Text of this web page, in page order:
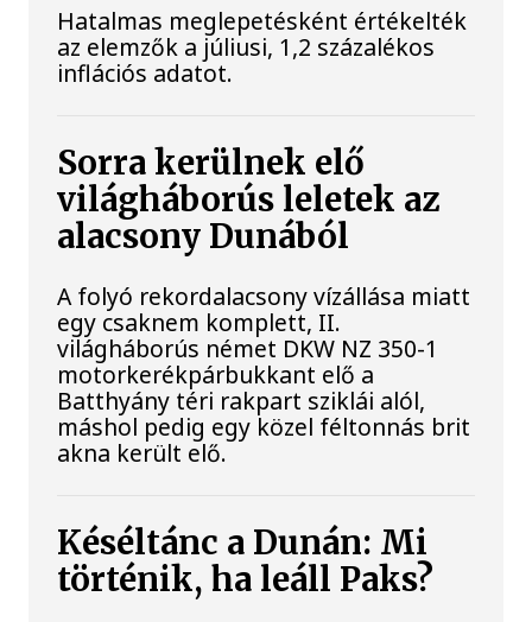
Hatalmas meglepetésként értékelték
az elemzők a júliusi, 1,2 százalékos
inflációs adatot.
Sorra kerülnek elő
világháborús leletek az
alacsony Dunából
A folyó rekordalacsony vízállása miatt
egy csaknem komplett, II.
világháborús német DKW NZ 350-1
motorkerékpárbukkant elő a
Batthyány téri rakpart sziklái alól,
máshol pedig egy közel féltonnás brit
akna került elő.
Késéltánc a Dunán: Mi
történik, ha leáll Paks?